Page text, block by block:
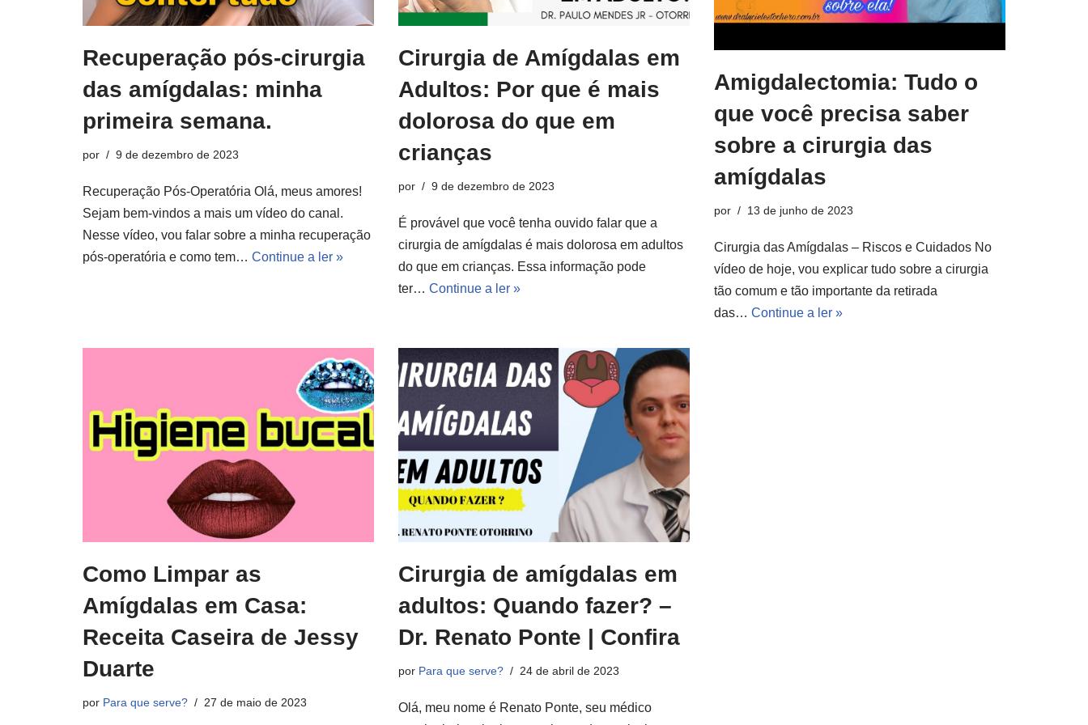
Recuperação pós-cirurgia
das amígdalas: minha
primeira semana.
por 9 de dezembro de 2023
Recuperação Pós-Operatória Olá, meus amores!
Sejam bem-vindos a mais um vídeo do canal.
Nesse vídeo, vou falar sobre a minha recuperação
pós-operatória e como tem… Continue a ler »
Cirurgia de Amígdalas em
Adultos: Por que é mais
dolorosa do que em
crianças
por 9 de dezembro de 2023
É provável que você tenha ouvido falar que a
cirurgia de amígdalas é mais dolorosa em adultos
do que em crianças. Essa informação pode
ter… Continue a ler »
Amigdalectomia: Tudo o
que você precisa saber
sobre a cirurgia das
amígdalas
por 13 de junho de 2023
Cirurgia das Amígdalas – Riscos e Cuidados No
vídeo de hoje, vou explicar tudo sobre a cirurgia
tão comum e tão importante da retirada
das… Continue a ler »
Como Limpar as
Amígdalas em Casa:
Receita Caseira de Jessy
Duarte
por Para que serve? 27 de maio de 2023
Cirurgia de amígdalas em
adultos: Quando fazer? –
Dr. Renato Ponte | Confira
por Para que serve? 24 de abril de 2023
Olá, meu nome é Renato Ponte, seu médico